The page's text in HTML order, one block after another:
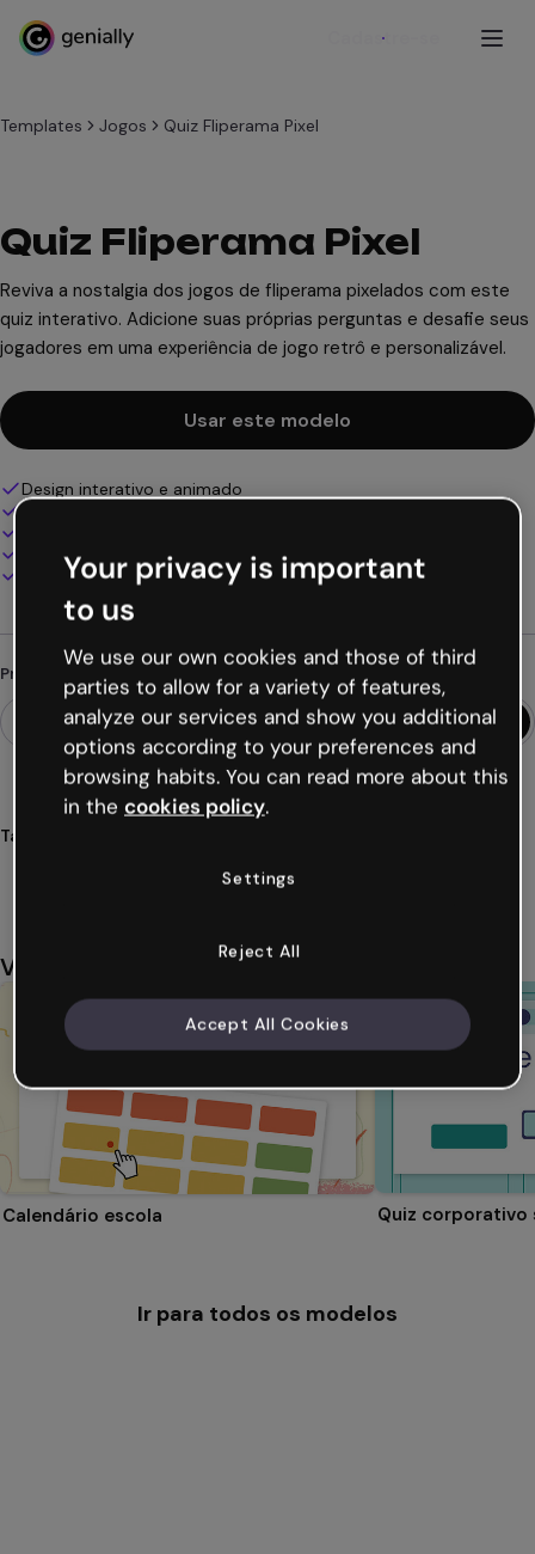
Cadastre-se
Templates Jogos Quiz Fliperama Pixel
Quiz Fliperama Pixel
Reviva a nostalgia dos jogos de fliperama pixelados com este
quiz interativo. Adicione suas próprias perguntas e desafie seus
jogadores em uma experiência de jogo retrô e personalizável.
Usar este modelo
Design interativo e animado
100% personalizável
Apresente, compartilhe ou publique online
Baixe em PDF, MP4 e outros formatos
Procurando algo diferente?
Tags
Você também pode gostar
Calendário escola Quiz corporativo
Ir para todos os modelos
Your privacy is important
to us
We use our own cookies and those of third
parties to allow for a variety of features,
analyze our services and show you additional
options according to your preferences and
browsing habits. You can read more about this
in the cookies policy.
Settings
Reject All
Accept All Cookies